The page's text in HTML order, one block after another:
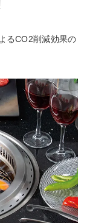
るCO2削減効果の